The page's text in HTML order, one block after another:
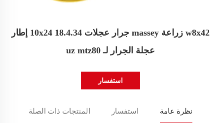
w8x42 زراعة massey جرار عجلات 10x24 18.4.34 إطار
عجلة الجرار لـ uz mtz80
استفسار
نظرة عامة استفسار المنتجات ذات الصلة